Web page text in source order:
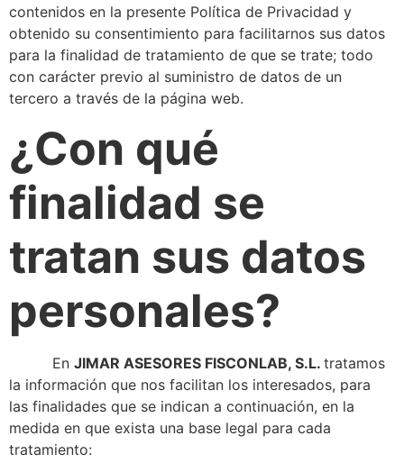
contenidos en la presente Política de Privacidad y
obtenido su consentimiento para facilitarnos sus datos
para la finalidad de tratamiento de que se trate; todo
con carácter previo al suministro de datos de un
tercero a través de la página web.
¿Con qué
finalidad se
tratan sus datos
personales?
En JIMAR ASESORES FISCONLAB, S.L. tratamos
la información que nos facilitan los interesados, para
las finalidades que se indican a continuación, en la
medida en que exista una base legal para cada
tratamiento: